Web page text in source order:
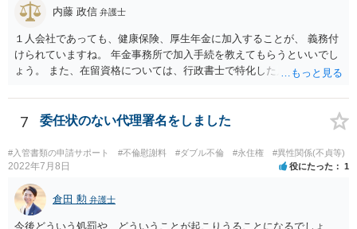
内藤 政信 弁護士
１人会社であっても、健康保険、厚生年金に加入することが、 義務付
けられていますね。 年金事務所で加入手続を教えてもらうといいでし
ょう。 また、在留資格については、行政書士で特化した人が何人も い
人は少ないですね。
7 委任状のない代理署名をしました
#入管書類の申請サポート #不倫慰謝料 #ダブル不倫 #永住権 #異性関係(不貞等)
2022年7月8日 役にたった 1
倉田 勲 弁護士
今後どういう処罰や、どういうことが起こりうることになるでしょ